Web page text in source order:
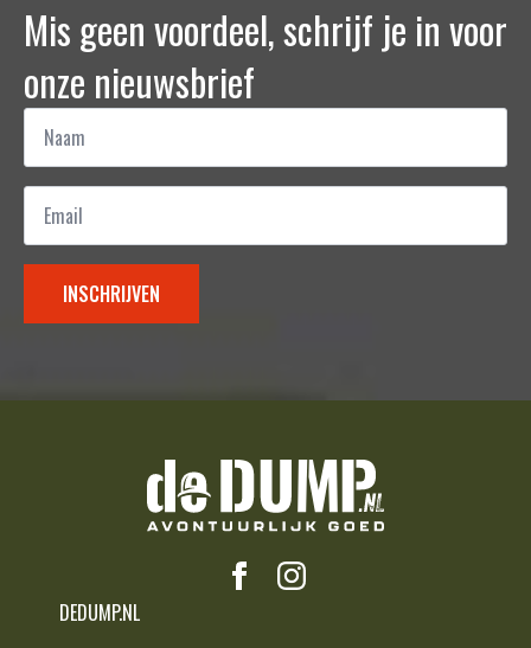
Mis geen voordeel, schrijf je in voor
onze nieuwsbrief
Naam
Email
INSCHRIJVEN
DEDUMP.NL